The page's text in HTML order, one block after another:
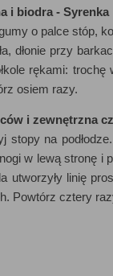
i biodra - Syrenka
o palce stóp,
dłonie przy
rękami:
osiem razy.
i zewnętrzna
stopy na
w lewą stronę
utworzyły linię
Powtórz cztery